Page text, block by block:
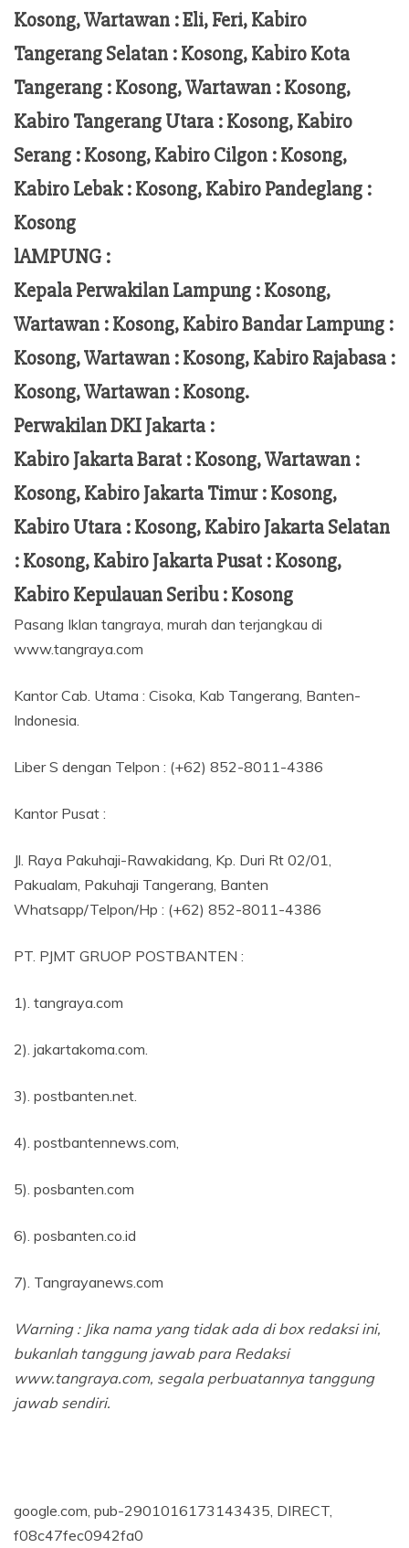
Kosong,Wartawan :Eli, Feri, Kabiro
Tangerang Selatan : Kosong, Kabiro Kota
Tangerang :Kosong, Wartawan : Kosong,
Kabiro Tangerang Utara : Kosong, Kabiro
Serang : Kosong, Kabiro Cilgon : Kosong,
Kabiro Lebak : Kosong, Kabiro Pandeglang :
Kosong
lAMPUNG :
Kepala Perwakilan Lampung :Kosong,
Wartawan : Kosong, Kabiro Bandar Lampung :
Kosong, Wartawan : Kosong, Kabiro Rajabasa :
Kosong, Wartawan : Kosong.
Perwakilan DKI Jakarta :
Kabiro Jakarta Barat : Kosong, Wartawan :
Kosong, Kabiro Jakarta Timur : Kosong,
Kabiro Utara : Kosong, Kabiro Jakarta Selatan
: Kosong, Kabiro Jakarta Pusat : Kosong,
Kabiro Kepulauan Seribu : Kosong
Pasang Iklan tangraya, murah dan terjangkau di
www.tangraya.com
Kantor Cab. Utama : Cisoka, Kab Tangerang, Banten-
Indonesia.
Liber S dengan Telpon : (+62) 852-8011-4386
Kantor Pusat :
Jl. Raya Pakuhaji-Rawakidang, Kp. Duri Rt 02/01,
Pakualam, Pakuhaji Tangerang, Banten
Whatsapp/Telpon/Hp : (+62) 852-8011-4386
PT. PJMT GRUOP POSTBANTEN :
1). tangraya.com
2). jakartakoma.com.
3). postbanten.net.
4). postbantennews.com,
5). posbanten.com
6). posbanten.co.id
7). Tangrayanews.com
Warning : Jika nama yang tidak ada di box redaksi ini,
bukanlah tanggung jawab para Redaksi
www.tangraya.com, segala perbuatannya tanggung
jawab sendiri.
google.com, pub-2901016173143435, DIRECT,
f08c47fec0942fa0